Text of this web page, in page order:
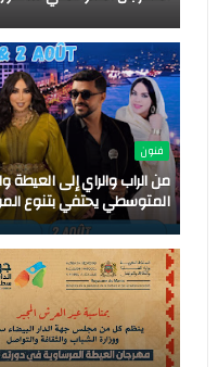
فنون
من الراب والراي إلى العيطة
المتوسطي يحتفي بتنوع